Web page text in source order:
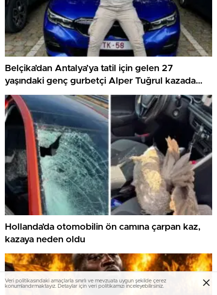
Belçika’dan Antalya’ya tatil için gelen 27
yaşındaki genç gurbetçi Alper Tuğrul kazada
hayatını kaybetti
Hollanda’da otomobilin ön camına çarpan kaz,
kazaya neden oldu
Veri politikasındaki amaçlarla sınırlı ve mevzuata uygun şekilde çerez
konumlandırmaktayız. Detaylar için veri politikamızı inceleyebilirsiniz.